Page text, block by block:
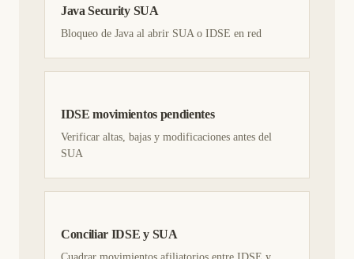
Java Security SUA
Bloqueo de Java al abrir SUA o IDSE en red
IDSE movimientos pendientes
Verificar altas, bajas y modificaciones antes del
SUA
Conciliar IDSE y SUA